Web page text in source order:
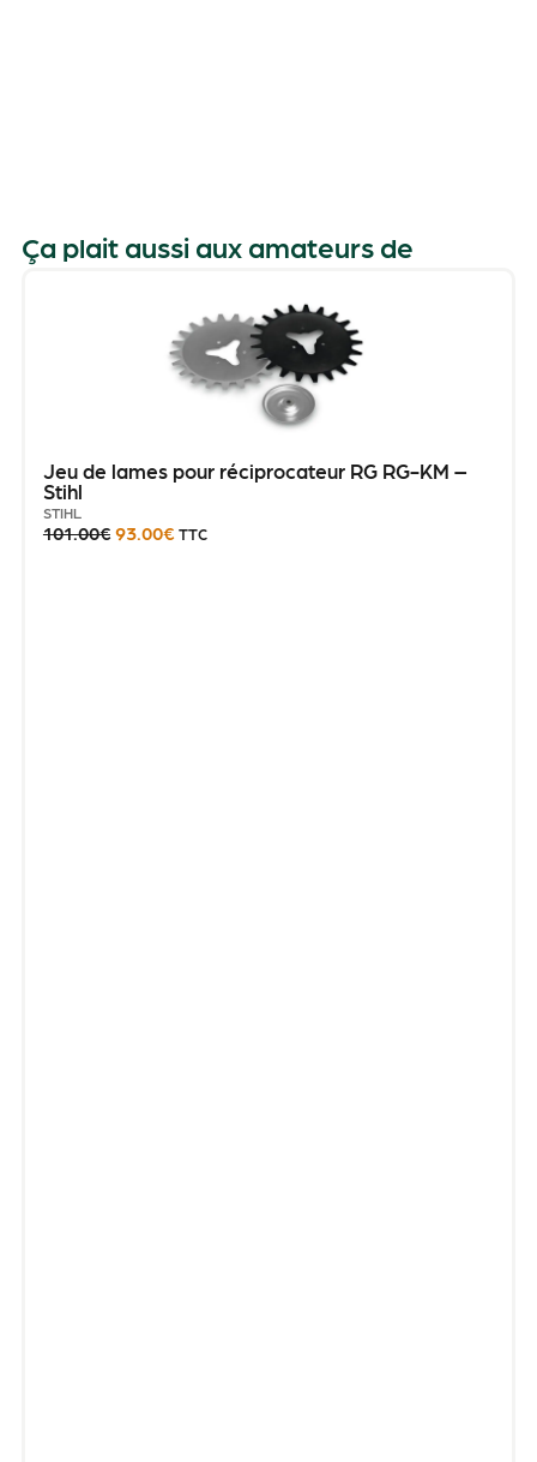
Ça plait aussi aux amateurs de
Jeu de lames pour réciprocateur RG RG-KM –
Stihl
STIHL
101.00€ 93.00€ TTC